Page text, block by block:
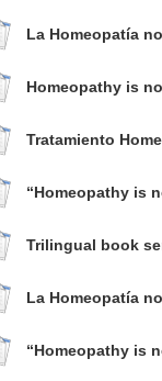
La Homeopatía
Homeopathy is
Tratamiento
“Homeopathy is
Trilingual book
La Homeopatía
“Homeopathy is